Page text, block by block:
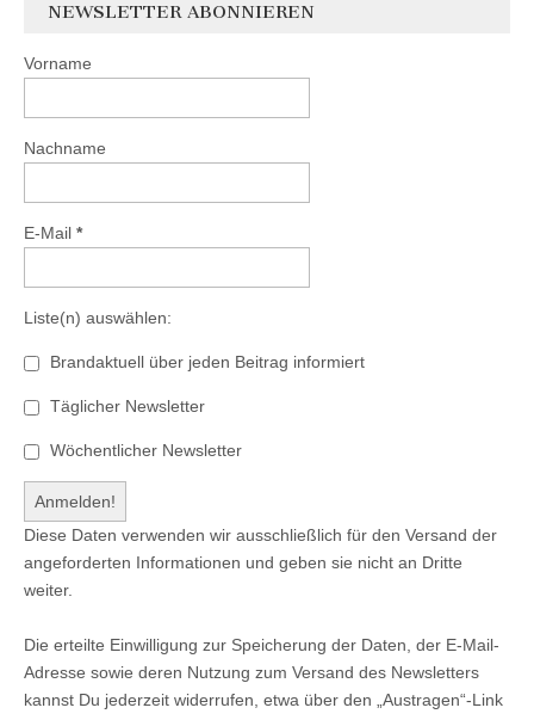
NEWSLETTER ABONNIEREN
Vorname
Nachname
E-Mail *
Liste(n) auswählen:
Brandaktuell über jeden Beitrag informiert
Täglicher Newsletter
Wöchentlicher Newsletter
Diese Daten verwenden wir ausschließlich für den Versand der
angeforderten Informationen und geben sie nicht an Dritte
weiter.
Die erteilte Einwilligung zur Speicherung der Daten, der E-Mail-
Adresse sowie deren Nutzung zum Versand des Newsletters
kannst Du jederzeit widerrufen, etwa über den „Austragen“-Link